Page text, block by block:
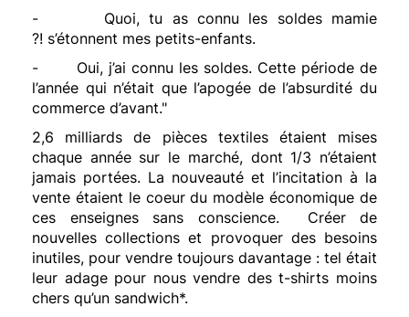
- Quoi, tu as connu les soldes mamie
?! s’étonnent mes petits-enfants.
- Oui, j’ai connu les soldes. Cette période de
l’année qui n’était que l’apogée de l’absurdité du
commerce d’avant."
2,6 milliards de pièces textiles étaient mises
chaque année sur le marché, dont 1/3 n’étaient
jamais portées. La nouveauté et l’incitation à la
vente étaient le coeur du modèle économique de
ces enseignes sans conscience. Créer de
nouvelles collections et provoquer des besoins
inutiles, pour vendre toujours davantage : tel était
leur adage pour nous vendre des t-shirts moins
chers qu’un sandwich*.